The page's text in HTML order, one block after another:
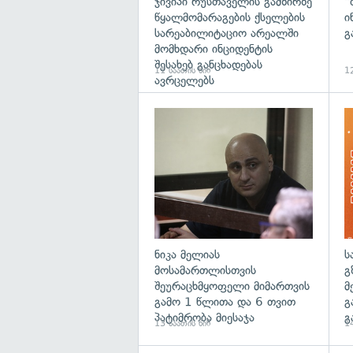
წყალმომარაგების ქსელების
სარეაბილიტაციო არეალში
მომხდარი ინციდენტის
შესახებ განცხადებას
ავრცელებს
11 საათის წინ
ნიკა მელიას
მოსამართლისთვის
შეურაცხმყოფელი მიმართვის
გამო 1 წლითა და 6 თვით
პატიმრობა მიესაჯა
13 საათის წინ